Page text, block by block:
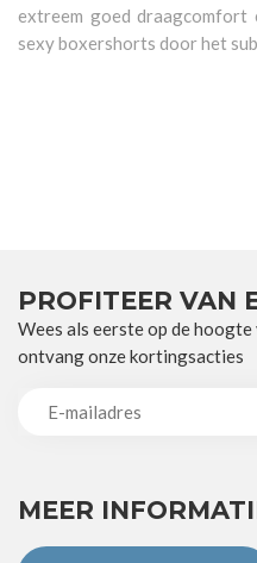
extreem goed draagcomfort
sexy boxershorts door het
MEER
PROFITEER VAN
Wees als eerste op de
ontvang onze kortingsacties